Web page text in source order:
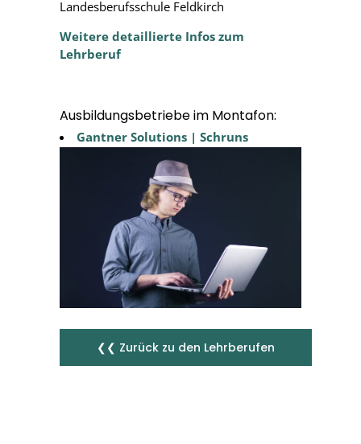
Landesberufsschule Feldkirch
Weitere detaillierte Infos zum
Lehrberuf
Ausbildungsbetriebe im Montafon:
Gantner Solutions | Schruns
❮❮ Zurück zu den Lehrberufen